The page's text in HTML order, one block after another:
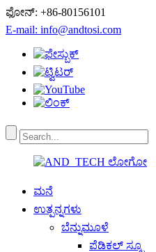
ಫೋನ್: +86-80156101
E-mail: info@andtosi.com
ಮನೆ
ಉತ್ಪನ್ನಗಳು
ಬೆನ್ನುಮೂಳೆ
ಪೆಡಿಕಲ್ ಸ್ಕ್ರೂ